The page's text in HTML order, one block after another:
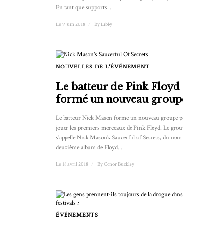
En tant que supports...
Le 9 juin 2018 By Libby
NOUVELLES DE L'ÉVÉNEMENT
Le batteur de Pink Floyd a
formé un nouveau groupe
Le batteur Nick Mason forme un nouveau groupe pour
jouer les premiers morceaux de Pink Floyd. Le groupe
s'appelle Nick Mason's Saucerful of Secrets, du nom du
deuxième album de Floyd...
Le 18 avril 2018 ByConor Buckley
ÉVÉNEMENTS